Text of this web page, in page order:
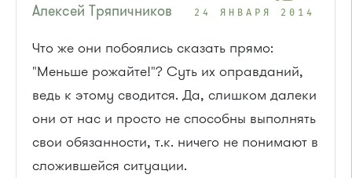
Алексей Тряпичников 24 ЯНВАРЯ 2014
Что же они побоялись сказать прямо:
"Меньше рожайте!"? Суть их оправданий,
ведь к этому сводится. Да, слишком далеки
они от нас и просто не способны выполнять
свои обязанности, т.к. ничего не понимают в
сложившейся ситуации.